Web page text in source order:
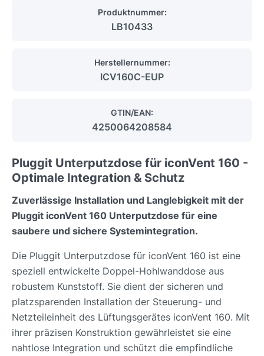
Produktnummer:
LB10433
Herstellernummer:
ICV160C-EUP
GTIN/EAN:
4250064208584
Pluggit Unterputzdose für iconVent 160 -
Optimale Integration & Schutz
Zuverlässige Installation und Langlebigkeit mit der
Pluggit iconVent 160 Unterputzdose für eine
saubere und sichere Systemintegration.
Die Pluggit Unterputzdose für iconVent 160 ist eine
speziell entwickelte Doppel-Hohlwanddose aus
robustem Kunststoff. Sie dient der sicheren und
platzsparenden Installation der Steuerung- und
Netzteileinheit des Lüftungsgerätes iconVent 160. Mit
ihrer präzisen Konstruktion gewährleistet sie eine
nahtlose Integration und schützt die empfindliche